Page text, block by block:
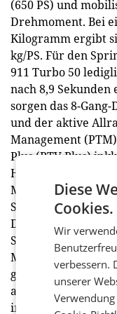
(650 PS) und
Drehmoment. Bei
Kilogramm ergibt
kg/PS. Für den
911 Turbo 50
nach 8,9
sorgen das 8-
und der aktive
Management
Plus (PTV Plus)
Hinterachs-
Sportabgasanlage
Das Porsche Active
Sportfahrwerk mit
Millimeter sowie
gehören ebenso
abgedunkelten
inklusive Porsche
Diese
Cookies.
Wir
verbessern.
unserer